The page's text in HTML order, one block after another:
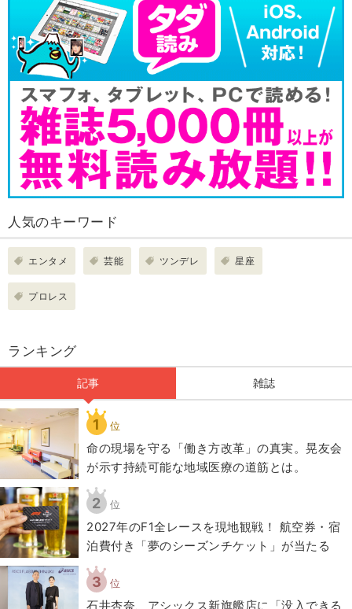
人気のキーワード
エンタメ 芸能 ツンデレ 星座
プロレス
ランキング
記事 雑誌
1 位
​命の現場を守る「働き方改革」の真実。晃友会
が示す持続可能な地域医療の道筋とは。
2 位
2027年のF1全レースを現地観戦！ 航空券・宿
泊費付き「夢のシーズンチケット」が当たる
3 位
石井杏奈、アシックス新旗艦店に「没入できる